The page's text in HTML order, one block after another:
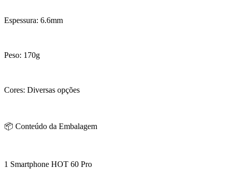
Espessura: 6.6mm
Peso: 170g
Cores: Diversas opções
📦 Conteúdo da Embalagem
1 Smartphone HOT 60 Pro